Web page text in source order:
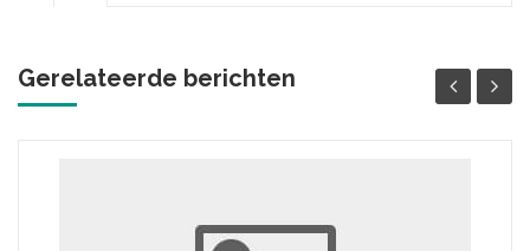
Gerelateerde berichten